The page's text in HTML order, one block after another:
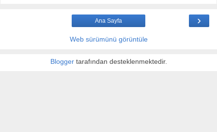
›
Ana Sayfa
Web sürümünü görüntüle
Bloggertarafından desteklenmektedir.